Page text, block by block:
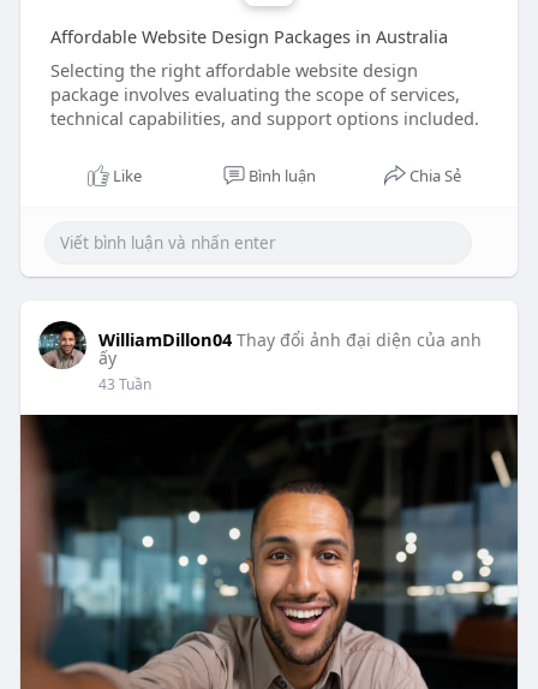
Affordable Website Design Packages in Australia
Selecting the right affordable website design
package involves evaluating the scope of services,
technical capabilities, and support options included.
Like Bình luận Chia Sẻ
WilliamDillon04 Thay đổi ảnh đại diện của anh
ấy
43 Tuần